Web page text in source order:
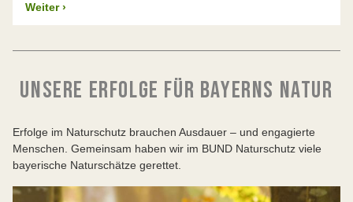
Weiter ›
UNSERE ERFOLGE FÜR BAYERNS NATUR
Erfolge im Naturschutz brauchen Ausdauer – und engagierte
Menschen. Gemeinsam haben wir im BUND Naturschutz viele
bayerische Naturschätze gerettet.